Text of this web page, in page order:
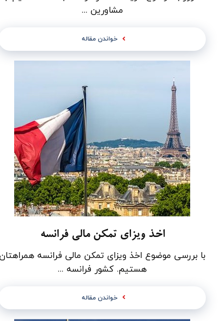
مشاورین ...
خواندن مقاله
اخذ ویزای تمکن مالی فرانسه
با بررسی موضوع اخذ ویزای تمکن مالی فرانسه
هستیم. کشور فرانسه ...
خواندن مقاله